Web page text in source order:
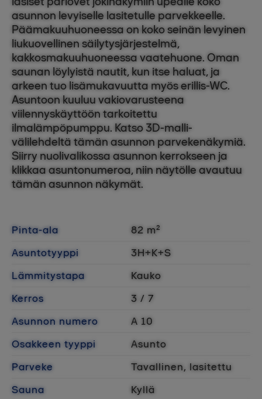
asunnon levyiselle lasitetulle parvekkeelle.
Päämakuuhuoneessa on koko seinän levyinen
liukuovellinen säilytysjärjestelmä,
kakkosmakuuhuoneessa vaatehuone. Oman
saunan löylyistä nautit, kun itse haluat, ja
arkeen tuo lisämukavuutta myös erillis-WC.
Asuntoon kuuluu vakiovarusteena
viilennyskäyttöön tarkoitettu
ilmalämpöpumppu. Katso 3D-malli-
välilehdeltä tämän asunnon parvekenäkymiä.
Siirry nuolivalikossa asunnon kerrokseen ja
klikkaa asuntonumeroa, niin näytölle avautuu
tämän asunnon näkymät.
Pinta-ala
82 m²
Asuntotyyppi
3H+K+S
Lämmitystapa
Kauko
Kerros
3 / 7
Asunnon numero
A 10
Osakkeen tyyppi
Asunto
Parveke
Tavallinen, lasitettu
Sauna
Kyllä